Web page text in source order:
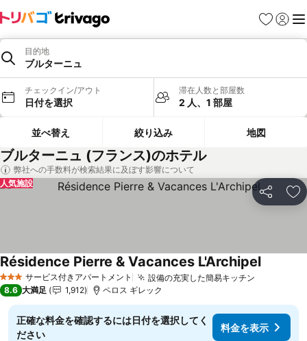
お気に入り
ログイ
メ
目的地
ブルターニュ
チェックイン/アウト
日付を選択
滞在人数と部屋数
2 人、1 部屋
並べ替え 絞り込み 地図
ブルターニュ (フランス)のホテル
弊社への手数料が検索結果に及ぼす影響について
シェア お
人気施設
3 ホテルのランク
サービス付きアパートメント 設備の充実した簡易キッチン
Résidence Pierre & Vacances L'Archipel
8.6 大満足 1,912 ペロス ギレック
正確な料金を確認するには日付を選択してく
ださい
料金を表示